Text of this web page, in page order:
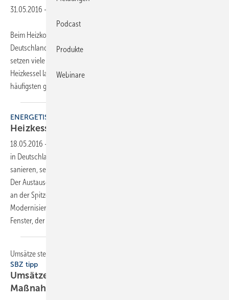
31.05.2016 -
Beim Heizkostensparen gehen die meisten Hausbesitzer in
Deutschland schrittweise vor: Statt gleich das ganze Haus zu sanieren,
setzen viele Eigentümer auf Einzelmaßnahmen. Der Austausch alter
Heizkessel lag dabei im vergangenen Jahr erneut an der Spitze der am
häufigsten geförderten...
ENERGETISCHE MODERNISIERUNG
Heizkesseltausch bleibt häufigste
18.05.2016 -
in Deutschland schrittweise vor: Statt gleich das ganze Haus zu
sanieren, setzen viele Eigentümer auf sogenannte Einzelmaßnahmen.
Der Austausch alter Heizkessel lag dabei im vergangenen Jahr erneut
an der Spitze der am häufigsten geförderten
Modernisierungsmaßnahmen - dicht gefolgt vom Austausch alter
Fenster, der rund 52.700 Mal gefördert
Umsätze steigern, aber richtig – 150 Maßnahmen">
SBZ tipp
Umsätze steigern, aber richtig – 150
Maßnahmen
Podcast
Produkte
Webinare